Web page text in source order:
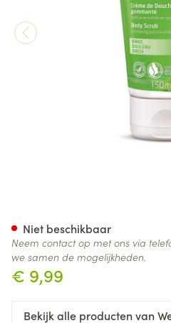
€ 9,99
Niet beschikbaar
Neem contact op met ons via
we samen de mogelijkheden.
Bekijk alle producten van